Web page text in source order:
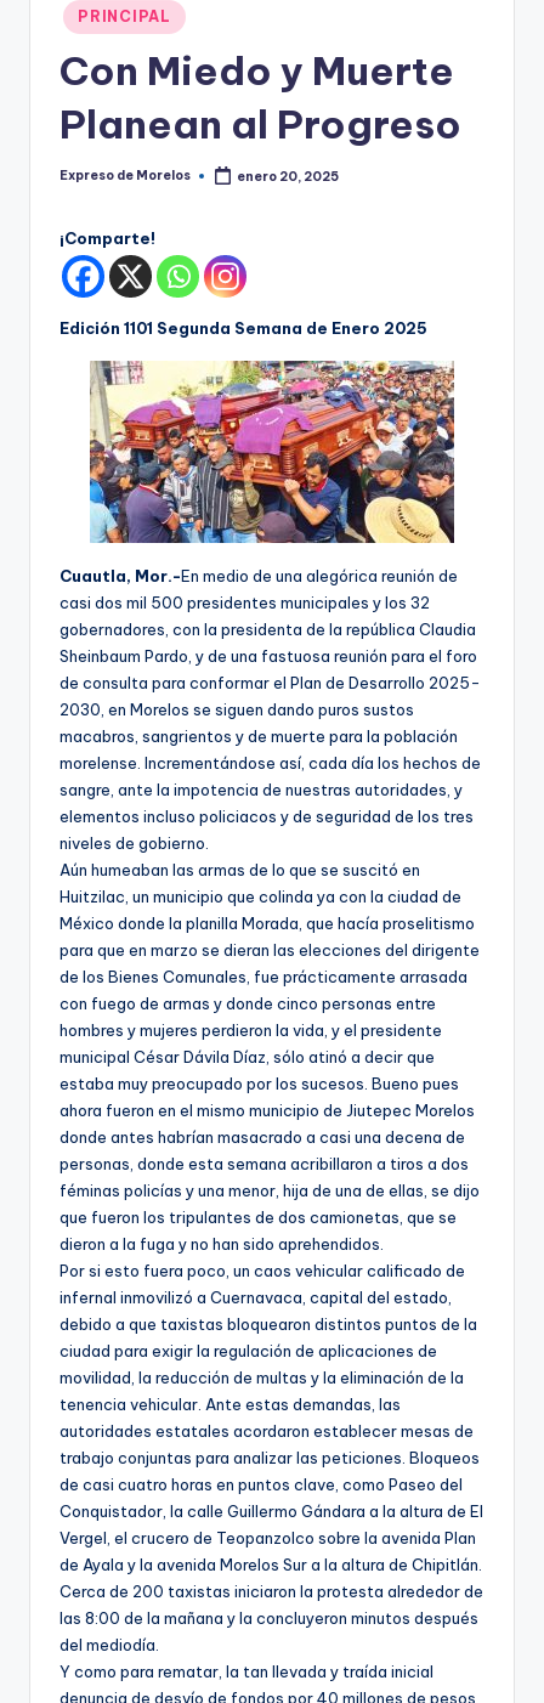
el
Publicado
en
PRINCIPAL
Con Miedo y Muerte
Planean al Progreso
Publicado
Expreso de Morelos enero 20, 2025
¡Comparte!
Edición 1101 Segunda Semana de Enero 2025
Cuautla, Mor.-En medio de una alegórica reunión de
casi dos mil 500 presidentes municipales y los 32
gobernadores, con la presidenta de la república Claudia
Sheinbaum Pardo, y de una fastuosa reunión para el foro
de consulta para conformar el Plan de Desarrollo 2025-
2030, en Morelos se siguen dando puros sustos
macabros, sangrientos y de muerte para la población
morelense. Incrementándose así, cada día los hechos de
sangre, ante la impotencia de nuestras autoridades, y
elementos incluso policiacos y de seguridad de los tres
niveles de gobierno.
Aún humeaban las armas de lo que se suscitó en
Huitzilac, un municipio que colinda ya con la ciudad de
México donde la planilla Morada, que hacía proselitismo
para que en marzo se dieran las elecciones del dirigente
de los Bienes Comunales, fue prácticamente arrasada
con fuego de armas y donde cinco personas entre
hombres y mujeres perdieron la vida, y el presidente
municipal César Dávila Díaz, sólo atinó a decir que
estaba muy preocupado por los sucesos. Bueno pues
ahora fueron en el mismo municipio de Jiutepec Morelos
donde antes habrían masacrado a casi una decena de
personas, donde esta semana acribillaron a tiros a dos
féminas policías y una menor, hija de una de ellas, se dijo
que fueron los tripulantes de dos camionetas, que se
dieron a la fuga y no han sido aprehendidos.
Por si esto fuera poco, un caos vehicular calificado de
infernal inmovilizó a Cuernavaca, capital del estado,
debido a que taxistas bloquearon distintos puntos de la
ciudad para exigir la regulación de aplicaciones de
movilidad, la reducción de multas y la eliminación de la
tenencia vehicular. Ante estas demandas, las
autoridades estatales acordaron establecer mesas de
trabajo conjuntas para analizar las peticiones. Bloqueos
de casi cuatro horas en puntos clave, como Paseo del
Conquistador, la calle Guillermo Gándara a la altura de El
Vergel, el crucero de Teopanzolco sobre la avenida Plan
de Ayala y la avenida Morelos Sur a la altura de Chipitlán.
Cerca de 200 taxistas iniciaron la protesta alrededor de
las 8:00 de la mañana y la concluyeron minutos después
del mediodía.
Y como para rematar, la tan llevada y traída inicial
denuncia de desvío de fondos por 40 millones de pesos